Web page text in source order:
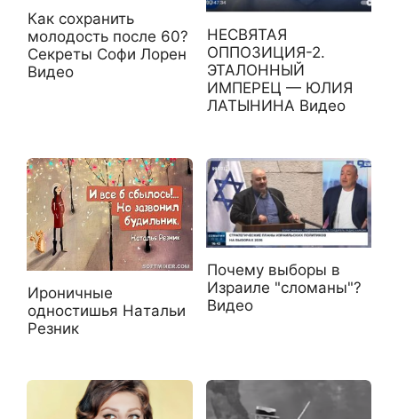
Как сохранить
молодость после 60?
Секреты Софи Лорен
Видео
НЕСВЯТАЯ
ОППОЗИЦИЯ-2.
ЭТАЛОННЫЙ
ИМПЕРЕЦ — ЮЛИЯ
ЛАТЫНИНА Видео
Ироничные
одностишья Haтальи
Резник
Почему выборы в
Израиле "сломаны"?
Видео